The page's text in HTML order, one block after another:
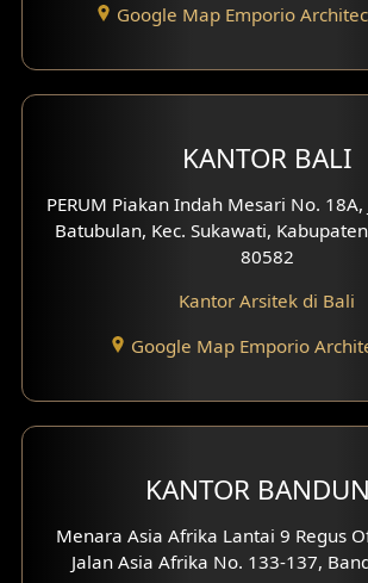
Desain Eksterior Perumahan
Desain Klinik
Desain Perumahan
Desain Kantor
Desain Paviliun
Desain Interior Klinik
Desain Interior Kantor
Google Map Emporio
KANTOR BALI
PERUM Piakan Indah Mesari No. 18A,
Batubulan, Kec. Sukawati,
80582
Kantor Arsitek di Bali
Google Map Emporio
KANTOR
Menara Asia Afrika Lantai 9 Regus
Jalan Asia Afrika No. 133-137,